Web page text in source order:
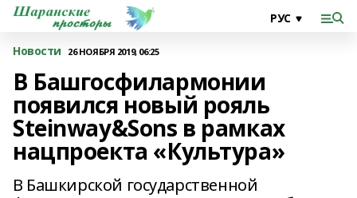
Новости 26 НОЯБРЯ 2019, 06:25
В Башгосфилармонии
появился новый рояль
Steinway&Sons в рамках
нацпроекта «Культура»
В Башкирской государственной